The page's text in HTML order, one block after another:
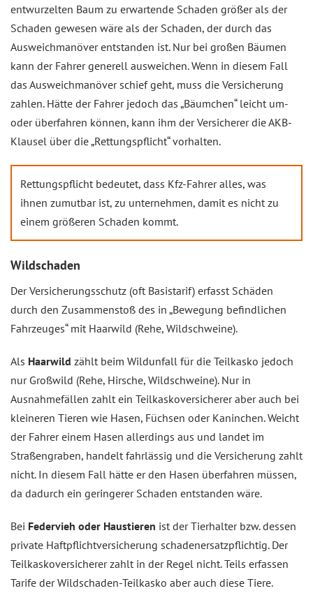
entwurzelten Baum zu erwartende Schaden größer als der
Schaden gewesen wäre als der Schaden, der durch das
Ausweichmanöver entstanden ist. Nur bei großen Bäumen
kann der Fahrer generell ausweichen. Wenn in diesem Fall
das Ausweichmanöver schief geht, muss die Versicherung
zahlen. Hätte der Fahrer jedoch das „Bäumchen“ leicht um-
oder überfahren können, kann ihm der Versicherer die AKB-
Klausel über die „Rettungspflicht“ vorhalten.
Rettungspflicht bedeutet, dass Kfz-Fahrer alles, was
ihnen zumutbar ist, zu unternehmen, damit es nicht zu
einem größeren Schaden kommt.
Wildschaden
Der Versicherungsschutz (oft Basistarif) erfasst Schäden
durch den Zusammenstoß des in „Bewegung befindlichen
Fahrzeuges“ mit Haarwild (Rehe, Wildschweine).
Als Haarwild zählt beim Wildunfall für die Teilkasko jedoch
nur Großwild (Rehe, Hirsche, Wildschweine). Nur in
Ausnahmefällen zahlt ein Teilkaskoversicherer aber auch bei
kleineren Tieren wie Hasen, Füchsen oder Kaninchen. Weicht
der Fahrer einem Hasen allerdings aus und landet im
Straßengraben, handelt fahrlässig und die Versicherung zahlt
nicht. In diesem Fall hätte er den Hasen überfahren müssen,
da dadurch ein geringerer Schaden entstanden wäre.
Bei Federvieh oder Haustieren ist der Tierhalter bzw. dessen
private Haftpflichtversicherung schadenersatzpflichtig. Der
Teilkaskoversicherer zahlt in der Regel nicht. Teils erfassen
Tarife der Wildschaden-Teilkasko aber auch diese Tiere.